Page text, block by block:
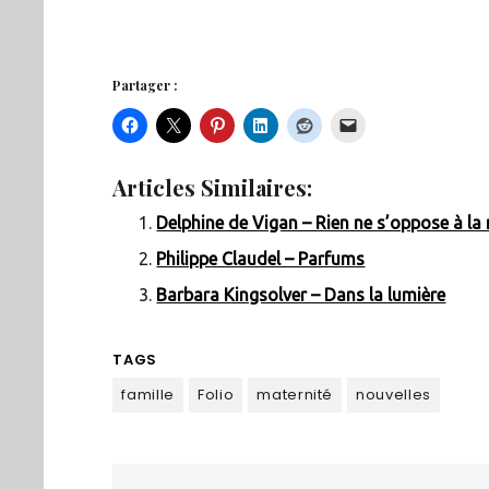
Partager :
Articles Similaires:
Delphine de Vigan – Rien ne s’oppose à la
Philippe Claudel – Parfums
Barbara Kingsolver – Dans la lumière
TAGS
famille
Folio maternité nouvelles